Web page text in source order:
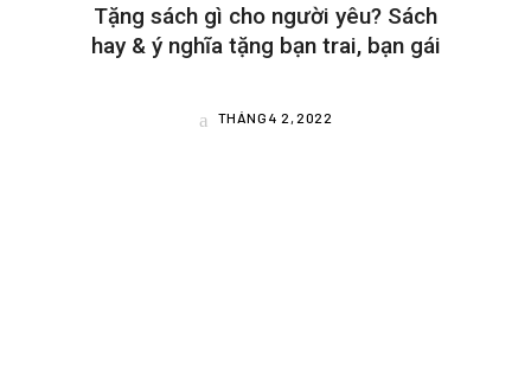
Tặng sách gì cho người yêu? Sách
hay & ý nghĩa tặng bạn trai, bạn gái
THÁNG 4 2, 2022